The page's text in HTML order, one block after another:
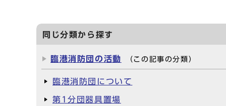
同じ分類から探す
臨港消防団の活動 （この記事の分類）
臨港消防団について
第1分団器具置場